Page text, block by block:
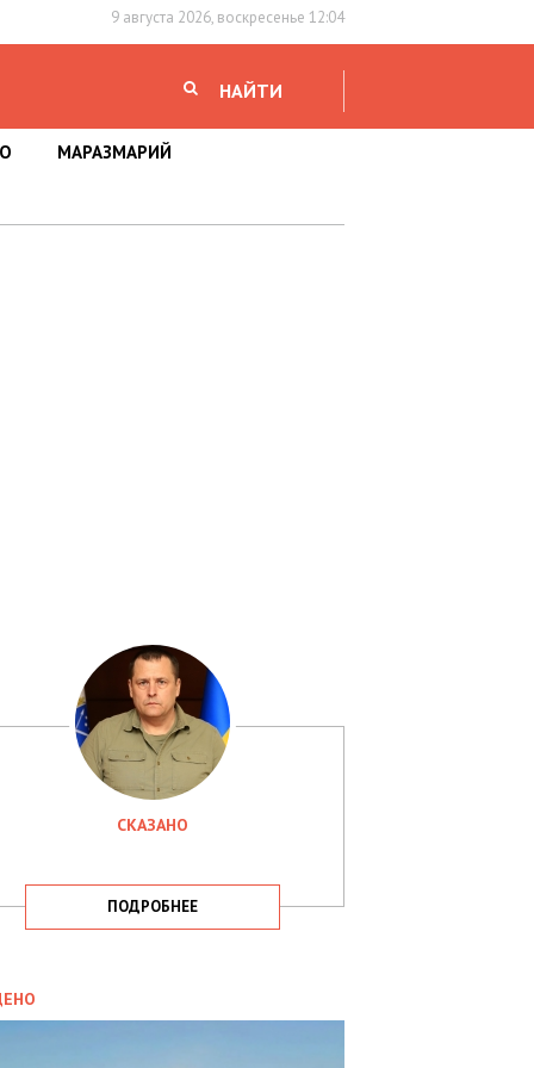
9 августа 2026, воскресенье 12:04
НАЙТИ
МАРАЗМАРИЙ
СКАЗАНО
ПОДРОБНЕЕ